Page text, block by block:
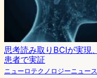
思考読み取りBCIが実現
患者で実証
ニューロテクノロジーニュース